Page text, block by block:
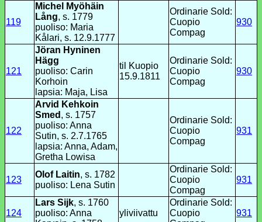
119
Michel Myöhäin
Lång, s. 1779
puoliso: Maria
Kålari, s. 12.9.1777
Ordinarie Sold:
Cuopio
Compag
930
121
Jöran Hyninen
Hägg
puoliso: Carin
Korhoin
lapsia: Maja, Lisa
til Kuopio
15.9.1811
Ordinarie Sold:
Cuopio
Compag
930
122
Arvid Kehkoin
Smed , s. 1757
puoliso: Anna
Sutin, s. 2.7.1765
lapsia: Anna, Adam,
Gretha Lowisa
Ordinarie Sold:
Cuopio
Compag
931
123
Olof Laitin, s. 1782
puoliso: Lena Sutin
Ordinarie Sold:
Cuopio
Compag
931
124
Lars Sijk, s. 1760
puoliso: Anna
yliviivattu
Ordinarie Sold:
Cuopio
931